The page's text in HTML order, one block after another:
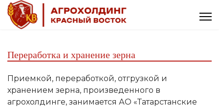
Переработка и хранение зерна
Приемкой, переработкой, отгрузкой и
хранением зерна, произведенного в
агрохолдинге, занимается АО «Татарстанские